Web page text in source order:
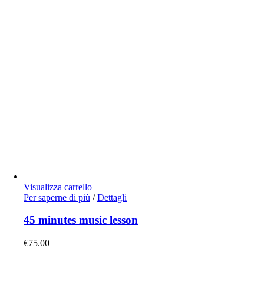
Visualizza carrello
Per saperne di più / Dettagli
45 minutes music lesson
€75.00